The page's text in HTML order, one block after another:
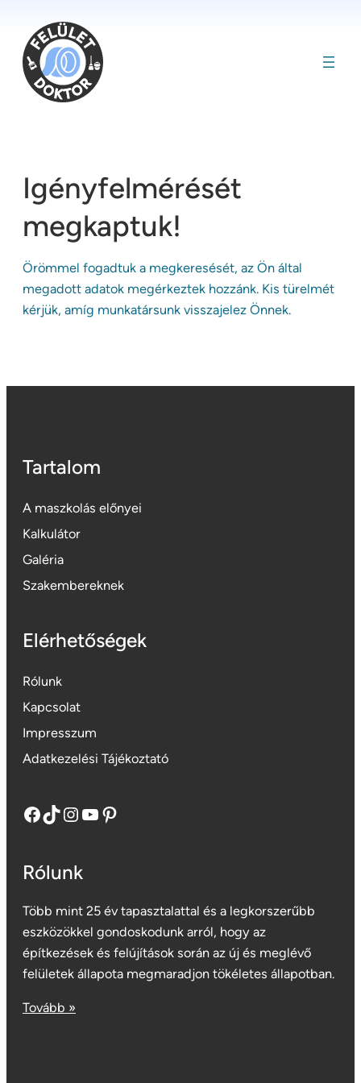
tartalomhoz
Igényfelmérését
megkaptuk!
Örömmel fogadtuk a megkeresését, az Ön által
megadott adatok megérkeztek hozzánk. Kis türelmét
kérjük, amíg munkatársunk visszajelez Önnek.
Tartalom
A maszkolás előnyei
Kalkulátor
Galéria
Szakembereknek
Elérhetőségek
Rólunk
Kapcsolat
Impresszum
Adatkezelési Tájékoztató
Facebook TikTok InstagramYouTube Pinterest
Rólunk
Több mint 25 év tapasztalattal és a legkorszerűbb
eszközökkel gondoskodunk arról, hogy az
építkezések és felújítások során az új és meglévő
felületek állapota megmaradjon tökéletes állapotban.
Tovább »